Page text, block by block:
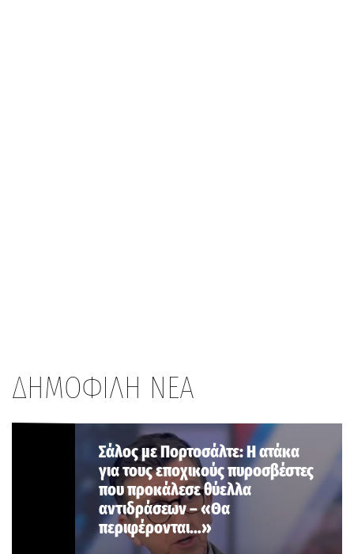
ΔΗΜΟΦΙΛΗ ΝΕΑ
Σάλος με Πορτοσάλτε: Η ατάκα
για τους εποχικούς πυροσβέστες
που προκάλεσε θύελλα
αντιδράσεων – «Θα
περιφέρονται…»